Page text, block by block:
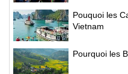
Pouquoi les
Vietnam
Pourquoi les